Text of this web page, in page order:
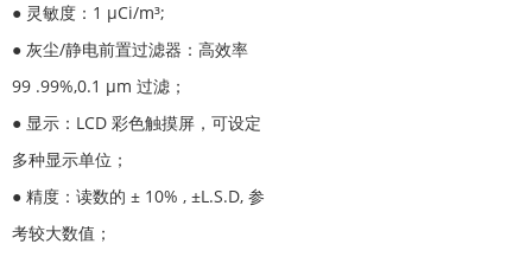
● 灵敏度：1 μCi/m³;
● 灰尘/静电前置过滤器：高效率
99 .99%,0.1 μm 过滤；
● 显示：LCD 彩色触摸屏，可设定
多种显示单位；
● 精度：读数的 ± 10% , ±L.S.D, 参
考较大数值；